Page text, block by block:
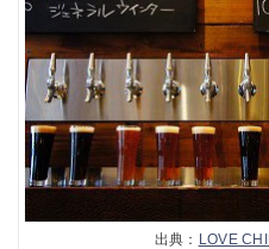
出典： LOVE